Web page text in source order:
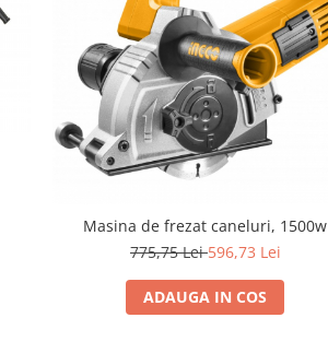
Masina de frezat caneluri, 1500w
775,75 Lei596,73 Lei
ADAUGA IN COS